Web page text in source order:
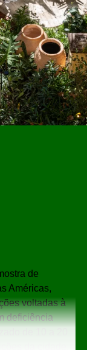
de
Américas,
voltadas à
deficiência